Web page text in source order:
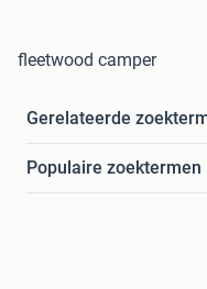
fleetwood camper
Gerelateerde
Populaire zoektermen